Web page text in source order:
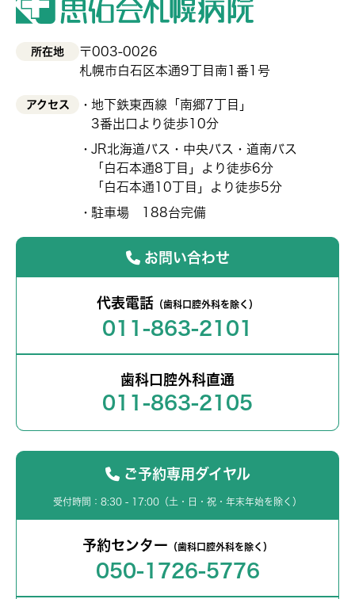
所在地
〒003-0026
札幌市白石区本通9丁目南1番1号
アクセス
地下鉄東西線「南郷7丁目」
3番出口より徒歩10分
JR北海道バス・中央バス・道南バス
「白石本通8丁目」より徒歩6分
「白石本通10丁目」より徒歩5分
駐車場 188台完備
お問い合わせ
代表電話 （歯科口腔外科を除く）
011-863-2101
歯科口腔外科直通
011-863-2105
ご予約専用ダイヤル
受付時間：8:30 - 17:00（土・日・祝・年末年始を除く）
予約センター （歯科口腔外科を除く）
050-1726-5776